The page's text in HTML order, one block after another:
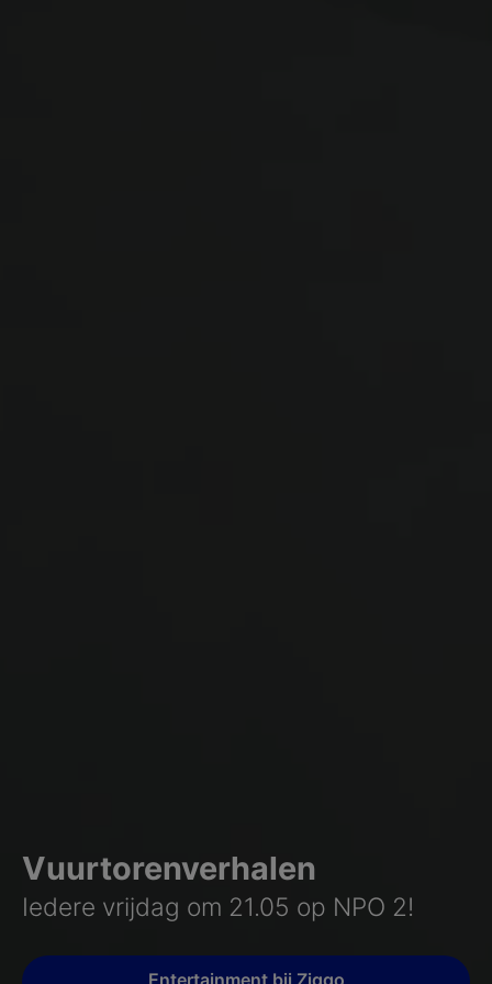
Vuurtorenverhalen
Iedere vrijdag om 21.05 op NPO 2!